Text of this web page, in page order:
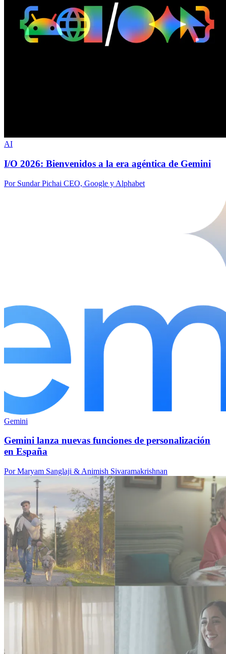
AI
I/O 2026: Bienvenidos a la era agéntica de Gemini
Por Sundar Pichai CEO, Google y Alphabet
Gemini
Gemini lanza nuevas funciones de personalización
en España
Por Maryam Sanglaji & Animish Sivaramakrishnan